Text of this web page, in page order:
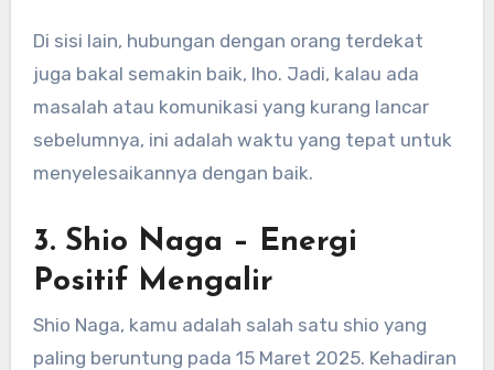
Di sisi lain, hubungan dengan orang terdekat
juga bakal semakin baik, lho. Jadi, kalau ada
masalah atau komunikasi yang kurang lancar
sebelumnya, ini adalah waktu yang tepat untuk
menyelesaikannya dengan baik.
3. Shio Naga – Energi
Positif Mengalir
Shio Naga, kamu adalah salah satu shio yang
paling beruntung pada 15 Maret 2025. Kehadiran